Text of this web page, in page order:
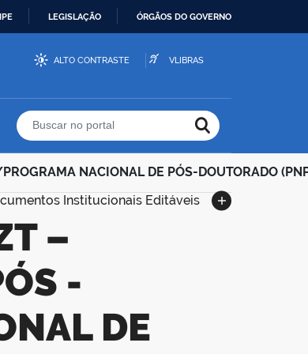
LEGISLAÇÃO ÓRGÃOS DO GOVERNO
ALTO CONTRASTE VLIBRAS
Buscar no portal
NACIONAL DE PÓS-DOUTORADO
Institucionais Editáveis
-
DE